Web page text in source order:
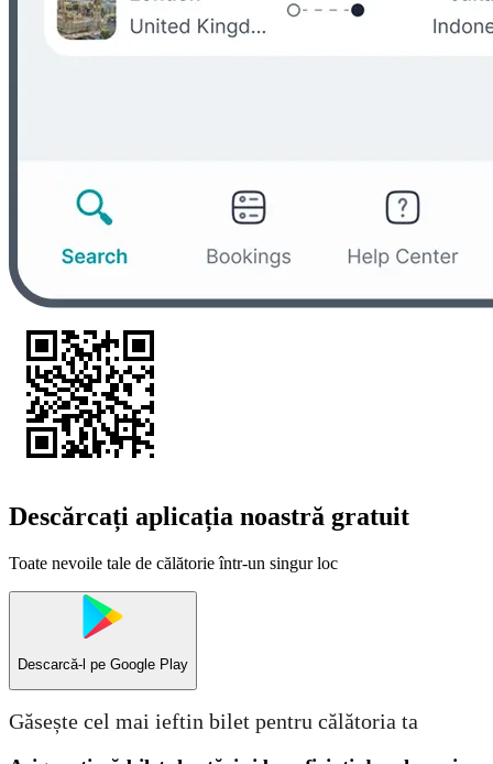
Descărcați aplicația noastră gratuit
Toate nevoile tale de călătorie într-un singur loc
Descarcă-l pe Google Play
Găsește cel mai ieftin bilet pentru călătoria ta